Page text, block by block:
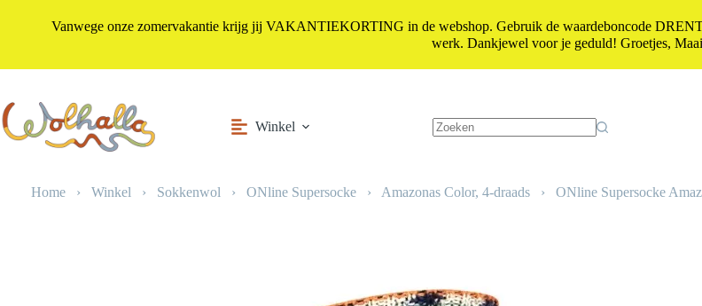
de
inhoud
Winkel
Home › Winkel › Sokkenwol › ONline Supersocke › Amazonas Color, 4-draads › ONline Supersocke
Vanwege onze zomervakantie krijg jij VAKANTIEKORTING in de webshop. Gebruik de waardeboncode
werk. Dankjewel voor je geduld! Groetjes,